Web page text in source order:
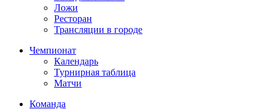
Ложи
Ресторан
Трансляции в городе
Чемпионат
Календарь
Турнирная таблица
Матчи
Команда